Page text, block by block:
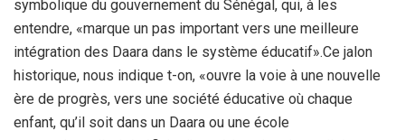
symbolique du gouvernement du Sénégal, qui, à les
entendre, «marque un pas important vers une meilleure
intégration des Daara dans le système éducatif».Ce jalon
historique, nous indique t-on, «ouvre la voie à une nouvelle
ère de progrès, vers une société éducative où chaque
enfant, qu’il soit dans un Daara ou une école